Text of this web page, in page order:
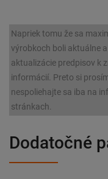
Napriek tomu že sa
výrobkoch boli aktuálne
aktualizácie predpisov k
informácií. Preto si
nespoliehajte sa iba na
stránkach.
Dodatočné